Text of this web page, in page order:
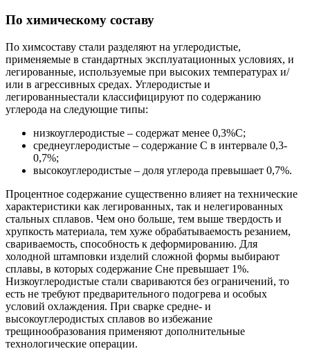
По химическому составу
По химсоставу стали разделяют на углеродистые,
применяемые в стандартных эксплуатационных условиях, и
легированные, используемые при высоких температурах и/
или в агрессивных средах. Углеродистые и
легированныестали классифицируют по содержанию
углерода на следующие типы:
низкоуглеродистые – содержат менее 0,3%C;
среднеуглеродистые – содержание C в интервале 0,3-
0,7%;
высокоуглеродистые – доля углерода превышает 0,7%.
Процентное содержание существенно влияет на технические
характеристики как легированных, так и нелегированных
стальных сплавов. Чем оно больше, тем выше твердость и
хрупкость материала, тем хуже обрабатываемость резанием,
свариваемость, способность к деформированию. Для
холодной штамповки изделий сложной формы выбирают
сплавы, в которых содержание Cне превышает 1%.
Низкоуглеродистые стали свариваются без ограничений, то
есть не требуют предварительного подогрева и особых
условий охлаждения. При сварке средне- и
высокоуглеродистых сплавов во избежание
трещинообразования применяют дополнительные
технологические операции.